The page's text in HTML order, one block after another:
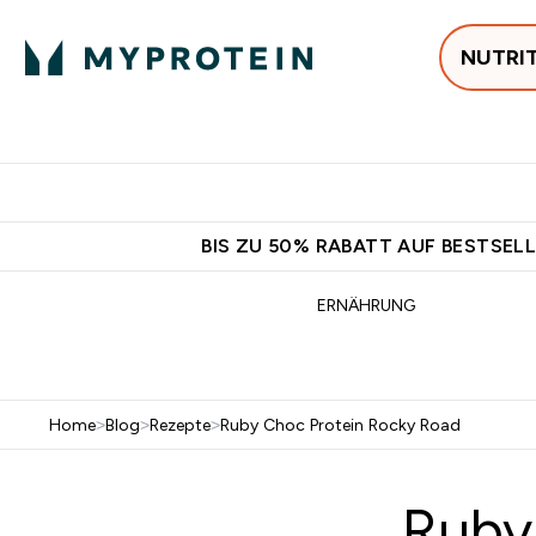
BIS ZU 50% RABATT AUF
ERNÄHRUNG
Home>Blog>Rezepte>Ruby Choc Protein Rocky Road